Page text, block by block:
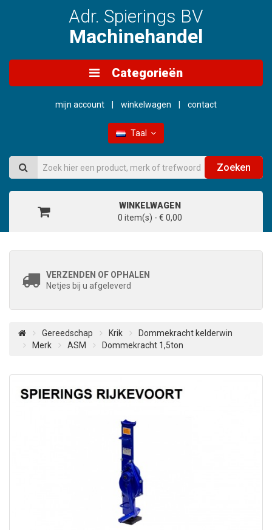
Adr. Spierings BV
Machinehandel
Categorieën
mijn account winkelwagen contact
Taal
Zoeken
WINKELWAGEN
0 item(s) - € 0,00
VERZENDEN OF OPHALEN
Netjes bij u afgeleverd
Gereedschap Krik
Dommekracht kelderwin
Merk
ASM Dommekracht 1,5ton